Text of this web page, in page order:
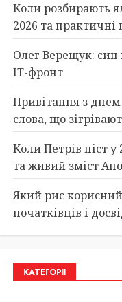
Коли розбирають
2026 та практичні
Олег Верещук: син
IT-фронт
Привітання з
слова, що
Коли Петрів піст
та живий зміст
Який рис
початківців і
КАТЕГОРІЇ